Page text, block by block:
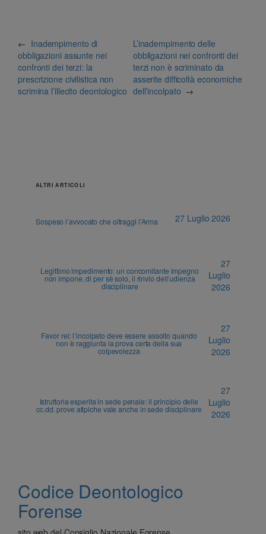
← Inadempimento di
obbligazioni assunte nei
confronti dei terzi: la
prescrizione civilistica non
scrimina l’illecito deontologico
L’inadempimento delle
obbligazioni nei confronti dei
terzi non è scriminato da
asserite difficoltà economiche
dell’incolpato →
ALTRI ARTICOLI
Sospeso l’avvocato che oltraggi l’Arma 27 Luglio 2026
Legittimo impedimento: un concomitante impegno
non impone, di per sè solo, il rinvio dell’udienza
disciplinare
27
Luglio
2026
Favor rei: l’incolpato deve essere assolto quando
non è raggiunta la prova certa della sua
colpevolezza
27
Luglio
2026
Istruttoria esperita in sede penale: il principio delle
cc.dd. prove atipiche vale anche in sede disciplinare
27
Luglio
2026
Codice Deontologico
Forense